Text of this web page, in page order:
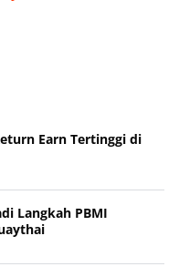
Earn Tertinggi di
Langkah PBMI